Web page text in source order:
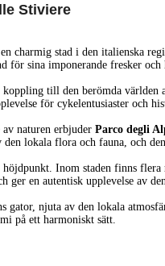
Stiviere
charmig stad i den italienska
för sina imponerande fresker
koppling till den berömda världen
för cykelentusiaster och
av naturen erbjuderParco degli
lokala flora och fauna, och
höjdpunkt. Inom staden finns
ger en autentisk upplevelse av
gator, njuta av den lokala
på ett harmoniskt sätt.